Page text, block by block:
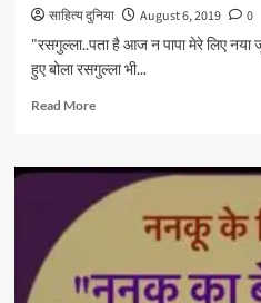
साहित्य दुनिया August 6, 2019
0
"रसगुल्ला..पता है आज न पापा मेरे लिए
हुए बोला रसगुल्ला भी...
Read MoreRead
रसगुल्ला
जाएगा
स्कूल?